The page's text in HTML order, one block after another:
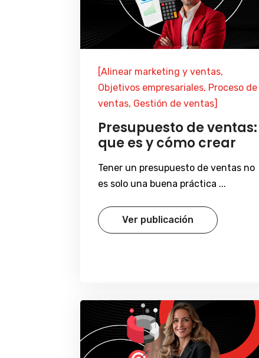
[Alinear marketing y ventas,
Objetivos empresariales, Proceso de
ventas, Gestión de ventas]
Presupuesto de ventas:
que es y cómo crear
Tener un presupuesto de ventas no
es solo una buena práctica ...
Ver publicación